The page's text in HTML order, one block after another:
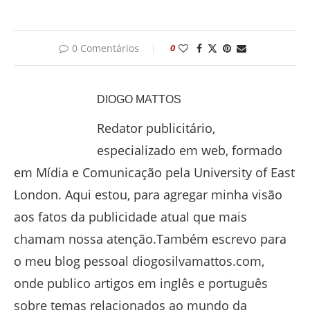
0 Comentários 0
DIOGO MATTOS
Redator publicitário,
especializado em web, formado
em Mídia e Comunicação pela University of East
London. Aqui estou, para agregar minha visão
aos fatos da publicidade atual que mais
chamam nossa atenção.Também escrevo para
o meu blog pessoal diogosilvamattos.com,
onde publico artigos em inglês e português
sobre temas relacionados ao mundo da